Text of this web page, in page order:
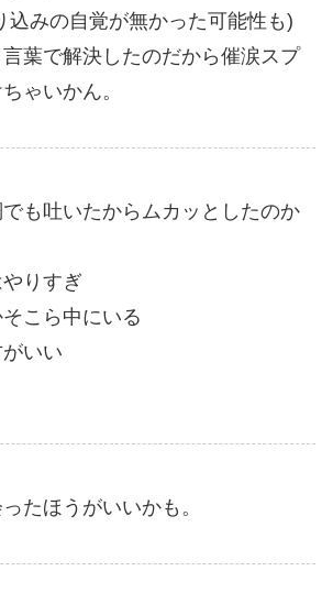
込みの自覚が無かった可能性も)
葉で解決したのだから催涙スプ
ゃいかん。
も吐いたからムカッとしたのか
りすぎ
こら中にいる
いい
たほうがいいかも。